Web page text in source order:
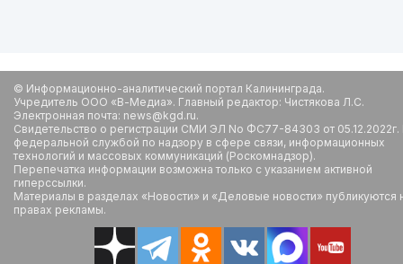
© Информационно-аналитический портал Калининграда.
Учредитель ООО «В-Медиа». Главный редактор: Чистякова Л.С.
Электронная почта: news@kgd.ru.
Свидетельство о регистрации СМИ ЭЛ No ФС77-84303 от
федеральной службой по надзору в сфере связи, информационных
технологий и массовых коммуникаций (Роскомнадзор).
Перепечатка информации возможна только с указанием активной
гиперссылки.
Материалы в разделах «Новости» и «Деловые новости» публикуются
правах рекламы.